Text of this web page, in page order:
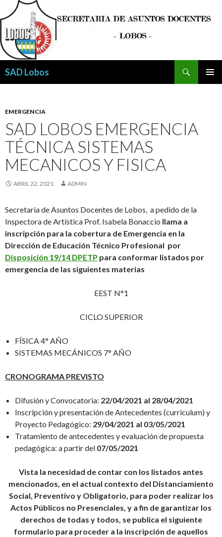
SAD Lobos
EMERGENCIA
SAD LOBOS EMERGENCIA
TÉCNICA SISTEMAS
MECANICOS Y FISICA
ABRIL 22, 2021 ADMIN
Secretaria de Asuntos Docentes de Lobos, a pedido de la
Inspectora de Artística Prof. Isabela Bonaccio llama a
inscripción para la cobertura de Emergencia en la
Dirección de Educación Técnico Profesional por
Disposición 19/14 DPETP para conformar listados por
emergencia de las siguientes materias
EEST N°1
CICLO SUPERIOR
FÍSICA 4° AÑO
SISTEMAS MECÁNICOS 7° AÑO
CRONOGRAMA PREVISTO
Difusión y Convocatoria: 22/04/2021 al 28/04/2021
Inscripción y presentación de Antecedentes (curriculum) y
Proyecto Pedagógico: 29/04/2021 al 03/05/2021
Tratamiento de antecedentes y evaluación de propuesta
pedagógica: a partir del 07/05/2021
Vista la necesidad de contar con los listados antes
mencionados, en el actual contexto del Distanciamiento
Social, Preventivo y Obligatorio, para poder realizar los
Actos Públicos no Presenciales, y a fin de garantizar los
derechos de todas y todos, se publica el siguiente
formulario para proceder a la inscripción de aquellos